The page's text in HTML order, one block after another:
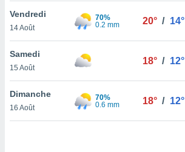
votre
à
en
le
Vendredi
14 Août
70%
0.2 mm
20° / 14°
Samedi
15 Août
18° / 12°
Dimanche
16 Août
70%
0.6 mm
18° / 12°